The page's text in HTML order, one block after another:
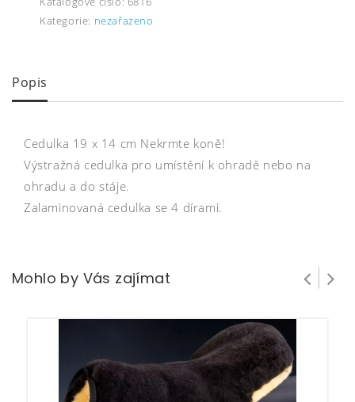
Kategorie: nezařazeno
Popis
Cedulka 19 x 14 cm Nekrmte koně!
Výstražná cedulka pro umístění k ohradě nebo na
ohradu a do stáje.
Zalaminovaná cedulka se 4 dírami.
Mohlo by Vás zajímat